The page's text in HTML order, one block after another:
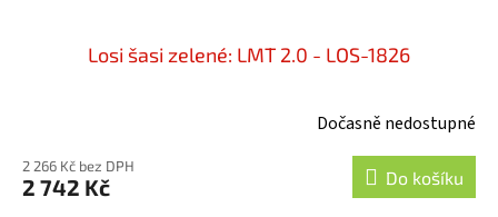
Losi šasi zelené: LMT 2.0 - LOS-1826
Dočasně nedostupné
2 266 Kč bez DPH
2 742 Kč Do košíku